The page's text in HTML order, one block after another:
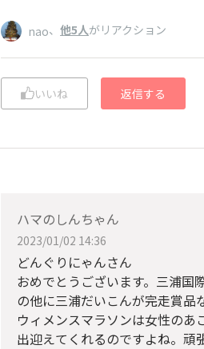
nao、 他5人がリアクション
いいね 返信する
ハマのしんちゃん
2023/01/02 14:36
どんぐりにゃんさん
おめでとうございます。三浦国
の他に三浦だいこんが完走賞品
ウィメンスマラソンは女性の
出迎えてくれるのですよね。頑